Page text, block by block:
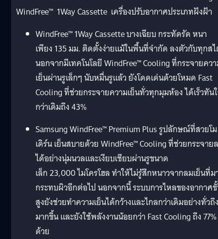
WindFree™ 1Way Cassette เครื่องปรับอากาศประเภทฝังฝ้า
WindFree™ 1Way Cassette บางเฉียบ กระทัดรัด หนา
เพียง 135 มม. ติดตั้งง่ายแม้ในพื้นที่จำกัด ลงตัวกับทุกส
นอกจากมีเทคโนโลยี WindFree™ Cooling ที่กระจายคว
เย็นผ่านรูเล็กๆ นับหมื่นรูแล้ว ยังโดดเด่นด้วยโหมด Fast
Cooling ที่ช่วยกระจายความเย็นทั่วทุกมุมห้อง ได้เร็วทัน
กว่าเดิมถึง 43%
Samsung WindFree™ Premium Plus รูปลักษณ์ที่สวยโม
เดิร์น เย็นสบายด้วย WindFree™ Cooling ที่ช่วยกระจาย
ได้อย่างนุ่มนวลและเงียบเชียบผ่านรูขนาด
เล็ก 23,000 ไมโครโฮล ทำให้ไม่รู้สึกหนาวจากลมเย็นที่ม
กระทบผิวอีกต่อไป นอกจากนี้ ระบบการไหลของอากาศ
สูงยังช่วยทำความเย็นได้กว้างและไกลกว่าเดิมอย่างทั่วถึ
มากขึ้น และยังใช้พลังงานน้อยกว่า Fast Cooling ถึง 77%
ด้วย